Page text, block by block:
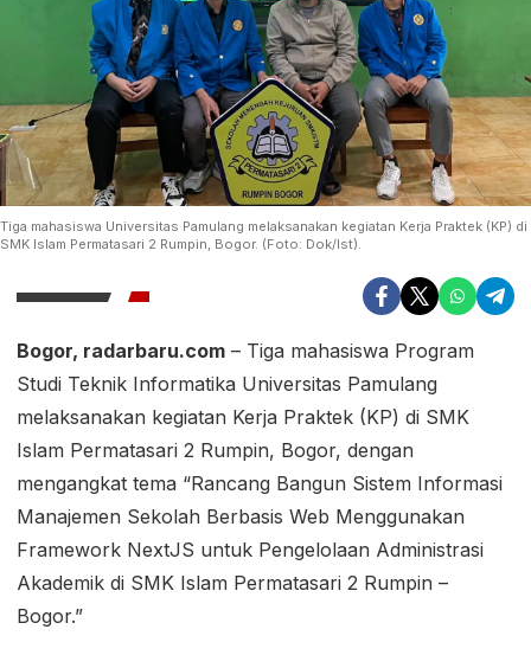
Tiga mahasiswa Universitas Pamulang melaksanakan kegiatan Kerja Praktek (KP) di
SMK Islam Permatasari 2 Rumpin, Bogor. (Foto: Dok/Ist).
Bogor, radarbaru.com – Tiga mahasiswa Program
Studi Teknik Informatika Universitas Pamulang
melaksanakan kegiatan Kerja Praktek (KP) di SMK
Islam Permatasari 2 Rumpin, Bogor, dengan
mengangkat tema “Rancang Bangun Sistem Informasi
Manajemen Sekolah Berbasis Web Menggunakan
Framework NextJS untuk Pengelolaan Administrasi
Akademik di SMK Islam Permatasari 2 Rumpin –
Bogor.”